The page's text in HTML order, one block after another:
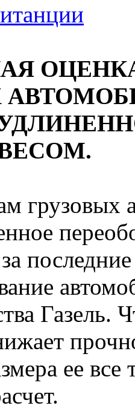
грузовых
последние
Газель.
ее